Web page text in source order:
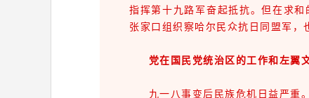
指挥第十九路军奋起抵抗。但在求
张家口组织察哈尔民众抗日同盟军，
党在国民党统治区的工作和左翼
九一八事变后民族危机日益严重。